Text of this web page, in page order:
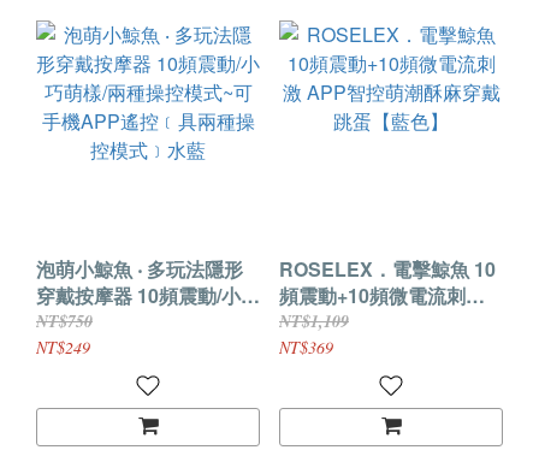
泡萌小鯨魚 ‧ 多玩法隱形
穿戴按摩器 10頻震動/小巧
萌樣/兩種操控模式~可手
機APP遙控﹝具兩種操控
NT$750
NT$249
ROSELEX．電擊鯨魚 10
頻震動+10頻微電流刺激
APP智控萌潮酥麻穿戴跳
蛋【藍色】
NT$1,109
NT$369